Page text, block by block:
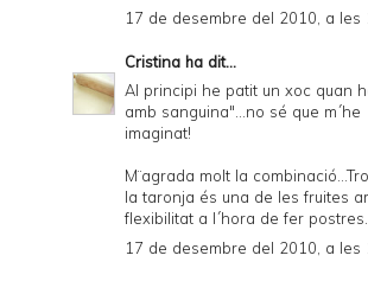
17 de desembre del 2010, a les
Cristina ha dit...
Al principi he patit un xoc quan
amb sanguina"...no sé que m´he
imaginat!
M¨agrada molt la
la taronja és una de les fruites
flexibilitat a l´hora de fer postres.
17 de desembre del 2010, a les